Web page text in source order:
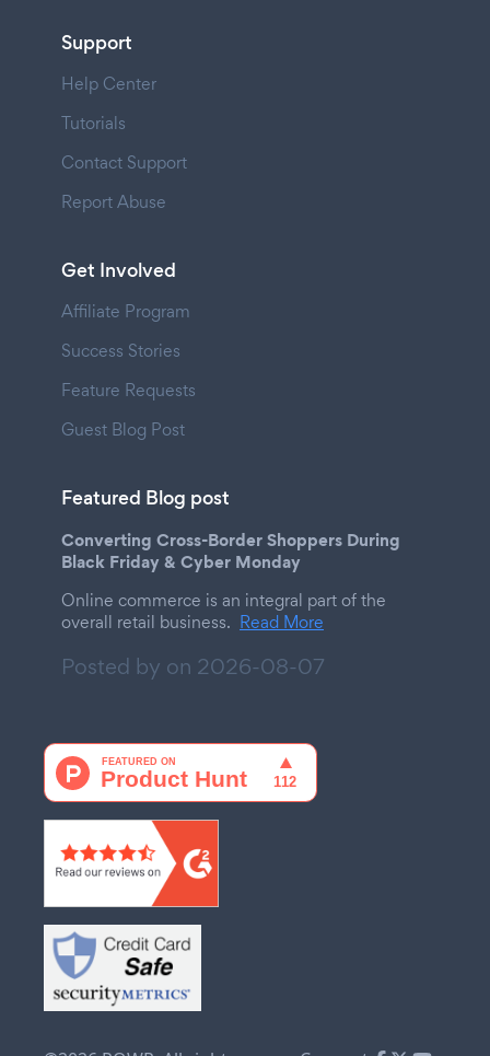
Support
Help Center
Tutorials
Contact Support
Report Abuse
Get Involved
Affiliate Program
Success Stories
Feature Requests
Guest Blog Post
Featured Blog post
Converting Cross-Border Shoppers During
Black Friday & Cyber Monday
Online commerce is an integral part of the
overall retail business. Read More
Posted by on 2026-08-07